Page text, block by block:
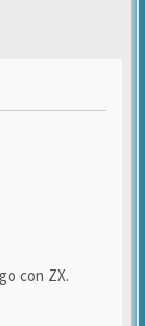
con ZX.